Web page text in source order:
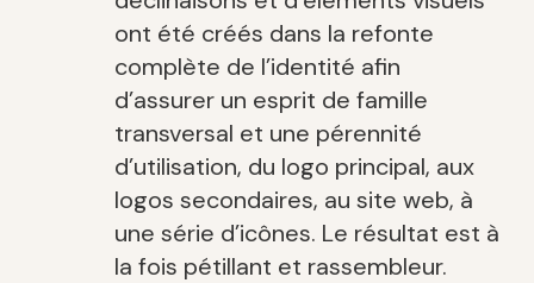
ont été créés dans la refonte
complète de l’identité afin
d’assurer un esprit de famille
transversal et une pérennité
d’utilisation, du logo principal, aux
logos secondaires, au site web, à
une série d’icônes. Le résultat est à
la fois pétillant et rassembleur.